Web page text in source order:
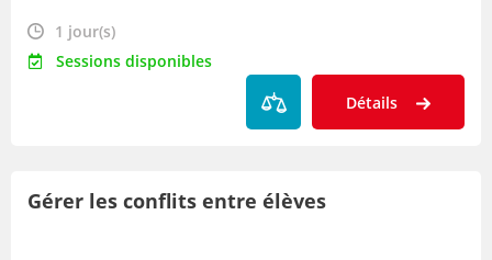
1 jour(s)
Sessions disponibles
Détails
Gérer les conflits entre élèves